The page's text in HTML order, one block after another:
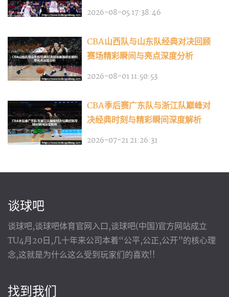
2026-08-05 17:38:46
CBA山西队与山东队经典对决回顾
赛场精彩瞬间与亮点深度分析
2026-08-01 11:50:53
CBA季后赛广东队与浙江队巅峰对
决经典时刻与精彩瞬间深度解析
2026-07-21 21:26:31
谈球吧
谈球吧,谈球吧体育官网入口,谈球吧(中国)官方网站成立
TU4月20日,几十年来公司本着“公平,公正,公开”的核心理
念,这就是为什么这么受到玩家们的喜欢!!
找到我们